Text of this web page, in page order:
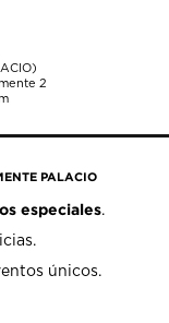
2
PALACIO
especiales.
únicos.